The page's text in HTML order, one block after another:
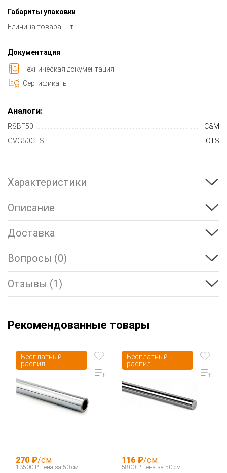
Габариты упаковки
Единица товара: шт
Документация
Техническая документация
Сертификаты
Аналоги:
RSBF50
C&M
GVG50CTS
CTS
Характеристики
Описание
Доставка
Вопросы (0)
Отзывы (1)
Рекомендованные товары
Бесплатный
распил
270 ₽/см
13500 ₽ Цена за 50 см
Бесплатный
распил
116 ₽/см
5800 ₽ Цена за 50 см